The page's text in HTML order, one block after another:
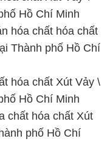
hóa chất Xút Vảy \
Hồ Chí Minh
chất hóa chất Xút
phố Hồ Chí
hóa chất Xút Vảy \
Hồ Chí Minh
chất hóa chất
Thành phố Hồ Chí